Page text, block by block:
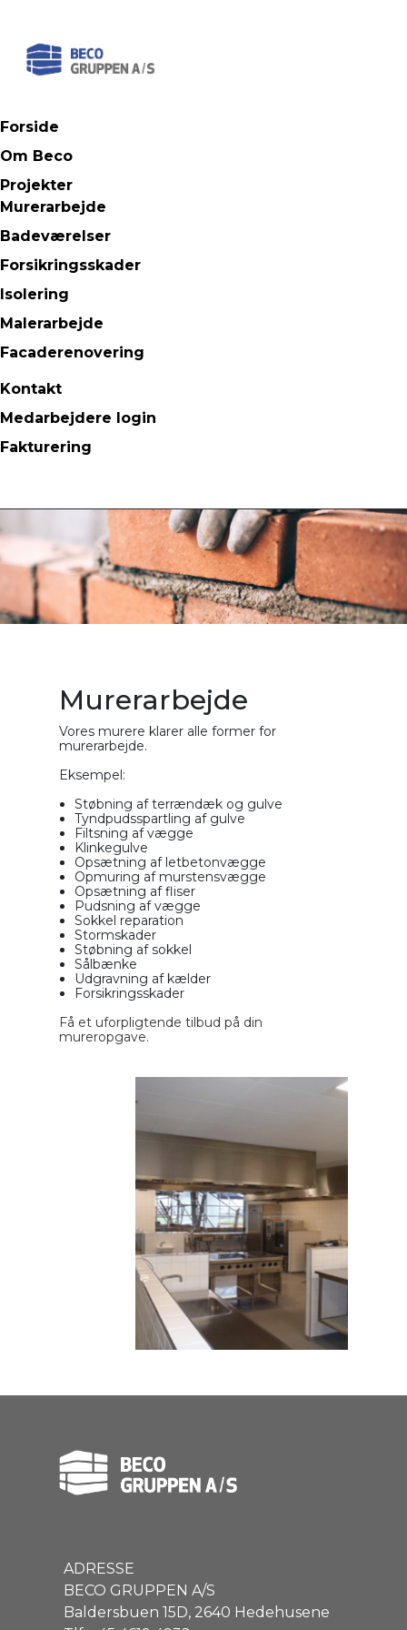
Forside
Om Beco
Projekter
Murerarbejde
Badeværelser
Forsikringsskader
Isolering
Malerarbejde
Facaderenovering
Kontakt
Medarbejdere login
Fakturering
Murerarbejde
Vores murere klarer alle former for
murerarbejde.
Eksempel:
Støbning af terrændæk og gulve
Tyndpudsspartling af gulve
Filtsning af vægge
Klinkegulve
Opsætning af letbetonvægge
Opmuring af murstensvægge
Opsætning af fliser
Pudsning af vægge
Sokkel reparation
Stormskader
Støbning af sokkel
Sålbænke
Udgravning af kælder
Forsikringsskader
Få et uforpligtende tilbud på din
mureropgave.
ADRESSE
BECO GRUPPEN A/S
Baldersbuen 15D, 2640 Hedehusene